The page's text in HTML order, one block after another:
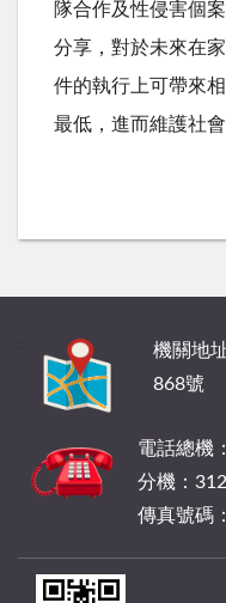
隊合作及性侵害個
分享，對於未來在
件的執行上可帶來
最低，進而維護社
機關地
868號
電話總機
分機：
傳真號碼